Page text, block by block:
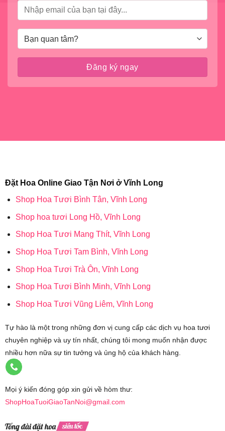
Đặt Hoa Online Giao Tận Nơi ở Vĩnh Long
Shop Hoa Tươi Bình Tân, Vĩnh Long
Shop hoa tươi Long Hồ, Vĩnh Long
Shop Hoa Tươi Mang Thít, Vĩnh Long
Shop Hoa Tươi Tam Bình, Vĩnh Long
Shop Hoa Tươi Trà Ôn, Vĩnh Long
Shop Hoa Tươi Bình Minh, Vĩnh Long
Shop Hoa Tươi Vũng Liêm, Vĩnh Long
Tự hào là một trong những đơn vị cung cấp các dịch vụ hoa tươi
chuyên nghiệp và uy tín nhất, chúng tôi mong muốn nhận được
nhiều hơn nữa sự tin tưởng và ủng hộ của khách hàng.
Mọi ý kiến đóng góp xin gửi về hòm thư:
ShopHoaTuoiGiaoTanNoi@gmail.com